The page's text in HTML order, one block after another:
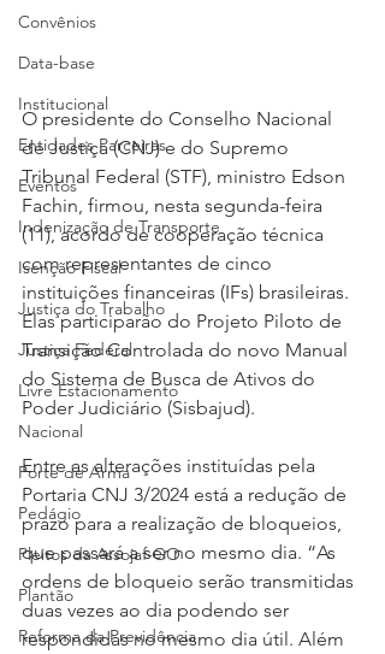
Convênios
Data-base
Institucional
Entidades Parceiras
Eventos
Indenização de Transporte
Isenção Fiscal
Justiça do Trabalho
Justiça Federal
Livre Estacionamento
Nacional
Porte de Arma
Pedágio
Pleitos da Assojaf-GO
Plantão
Reforma da Previdência
O presidente do Conselho Nacional
de Justiça (CNJ) e do Supremo
Tribunal Federal (STF), ministro Edson
Fachin, firmou, nesta segunda-feira
(11), acordo de cooperação técnica
com representantes de cinco
instituições financeiras (IFs) brasileiras.
Elas participarão do Projeto Piloto de
Transição Controlada do novo Manual
do Sistema de Busca de Ativos do
Poder Judiciário (Sisbajud).
Entre as alterações instituídas pela
Portaria CNJ 3/2024 está a redução de
prazo para a realização de bloqueios,
que passará a ser no mesmo dia. “As
ordens de bloqueio serão transmitidas
duas vezes ao dia podendo ser
respondidas no mesmo dia útil. Além